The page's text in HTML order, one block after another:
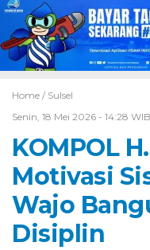
Home / Sulsel
Senin, 18 Mei 2026 - 14:28 WIB
KOMPOL
Motivasi
Wajo
Disiplin